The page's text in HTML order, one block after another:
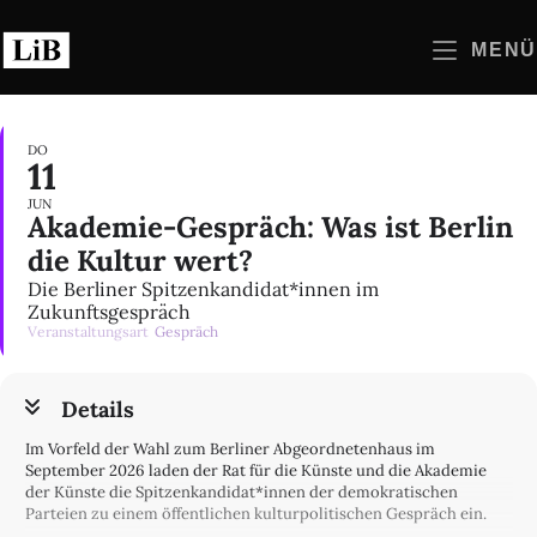
Inhalt
springen
MENÜ
DO
11
JUN
Akademie-Gespräch: Was ist Berlin
die Kultur wert?
Die Berliner Spitzenkandidat*innen im
Zukunftsgespräch
Veranstaltungsart Gespräch
Details
Im Vorfeld der Wahl zum Berliner Abgeordnetenhaus im
September 2026 laden der Rat für die Künste und die Akademie
der Künste die Spitzenkandidat*innen der demokratischen
Parteien zu einem öffentlichen kulturpolitischen Gespräch ein.